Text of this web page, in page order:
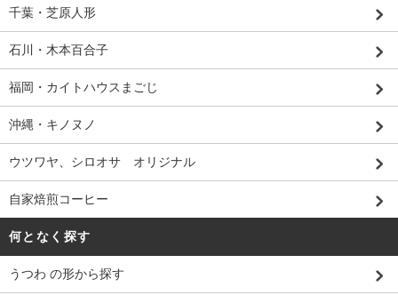
千葉・芝原人形
石川・木本百合子
福岡・カイトハウスまごじ
沖縄・キノヌノ
ウツワヤ、シロオサ オリジナル
自家焙煎コーヒー
何となく探す
うつわ の形から探す